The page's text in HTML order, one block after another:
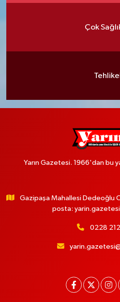
Çok
Yarın Gazetesi. 1966'dan bu
Gazipaşa Mahallesi Dedeoğlu
posta:
0228